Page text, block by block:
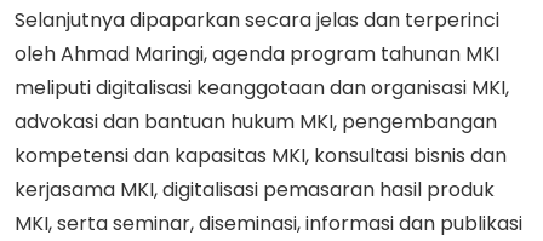
Selanjutnya dipaparkan secara jelas dan terperinci
oleh Ahmad Maringi, agenda program tahunan MKI
meliputi digitalisasi keanggotaan dan organisasi MKI,
advokasi dan bantuan hukum MKI, pengembangan
kompetensi dan kapasitas MKI, konsultasi bisnis dan
kerjasama MKI, digitalisasi pemasaran hasil produk
MKI, serta seminar, diseminasi, informasi dan publikasi